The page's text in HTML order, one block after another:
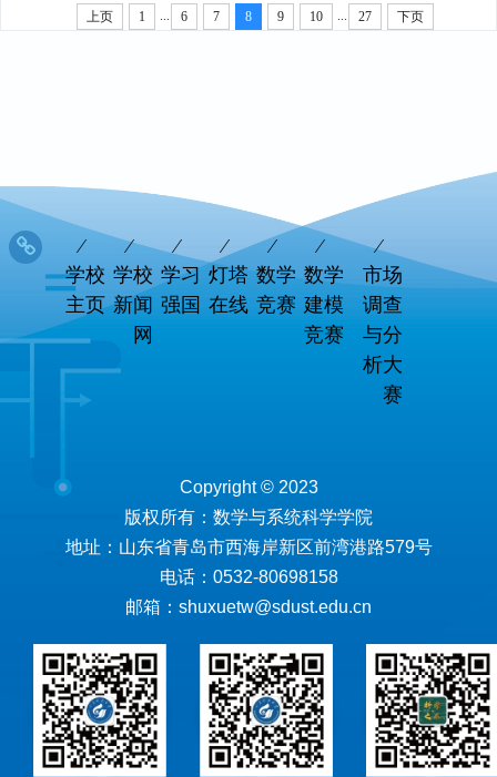
上页 1 ... 6 7 8 9 10 ... 27 下页
学校
主页
学校
新闻
网
学习
强国
灯塔
在线
数学
竞赛
数学
建模
竞赛
市场
调查
与分
析大
赛
Copyright © 2023
版权所有：数学与系统科学学院
地址：山东省青岛市西海岸新区前湾港路579号
电话：0532-80698158
邮箱：shuxuetw@sdust.edu.cn